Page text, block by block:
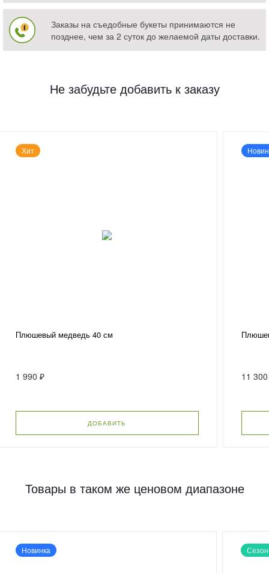
Заказы на съедобные букеты принимаются не
позднее, чем за 2 суток до желаемой даты доставки.
Не забудьте добавить к заказу
Хит
Плюшевый медведь 40 см
1 990 ₽
ДОБАВИТЬ
11
Товары в таком же ценовом диапазоне
Новинка